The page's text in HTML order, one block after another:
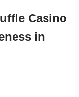
Casino
in